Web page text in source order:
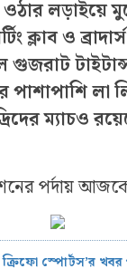
লড়াইয়ে
ক্লাব ও
পাশাপাশি লা
ম্যাচও
পর্দায়
স্পোর্টস’র